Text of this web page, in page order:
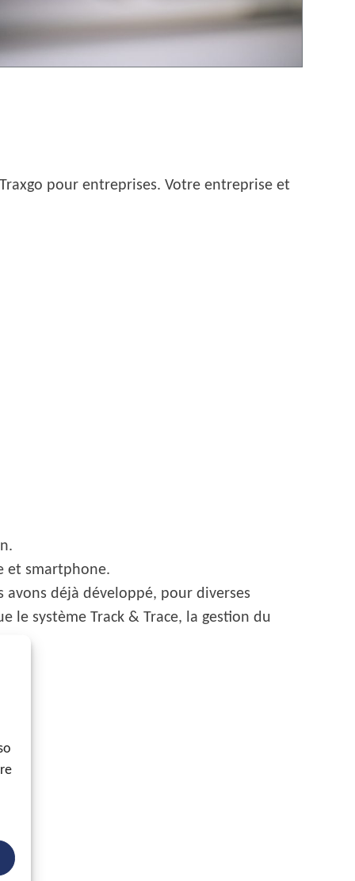
pour entreprises. Votre entreprise et
et smartphone.
avons déjà développé, pour diverses
le système Track & Trace, la gestion du